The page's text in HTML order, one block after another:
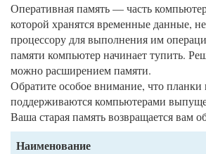
Оперативная память — часть
которой хранятся временные данные,
процессору для выполнения им
памяти компьютер начинает тупить.
можно расширением памяти.
Обратите особое внимание, что планки
поддерживаются компьютерами
Ваша старая память возвращается вам
Наименование